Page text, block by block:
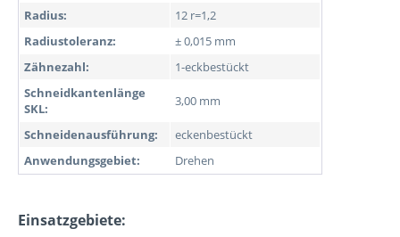
Radius:
12 r=1,2
Radiustoleranz:
± 0,015 mm
Zähnezahl:
1-eckbestückt
Schneidkantenlänge
SKL:
3,00 mm
Schneidenausführung:
eckenbestückt
Anwendungsgebiet:
Drehen
Einsatzgebiete: